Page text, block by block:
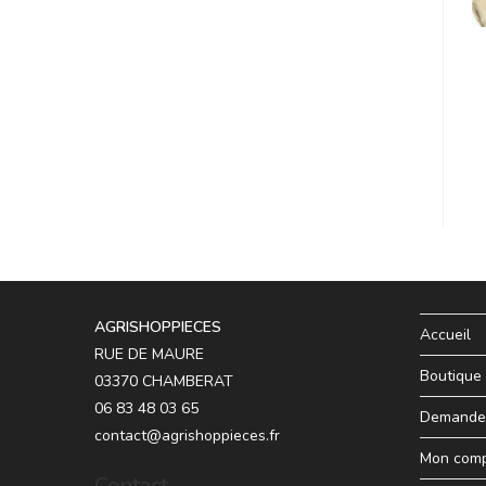
AGRISHOPPIECES
RUE DE MAURE
03370 CHAMBERAT
06 83 48 03 65
contact@agrishoppieces.fr
Accueil
Boutique
Mon